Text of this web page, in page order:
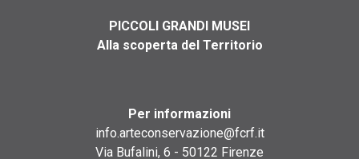
PICCOLI GRANDI MUSEI
Alla scoperta del Territorio
Per informazioni
info.arteconservazione@fcrf.it
Via Bufalini, 6 - 50122 Firenze